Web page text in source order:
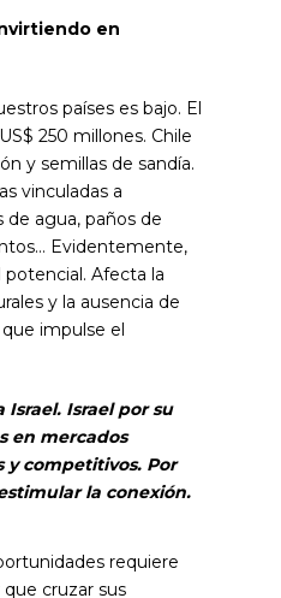
en
países es bajo. El
250 millones. Chile
y semillas de sandía.
vinculadas a
agua, paños de
Evidentemente,
Afecta la
y la ausencia de
impulse el
Israel. Israel por su
en mercados
y competitivos. Por
la conexión.
requiere
cruzar sus